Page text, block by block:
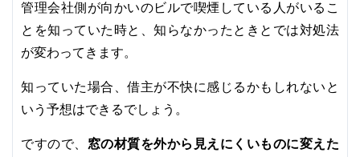
管理会社側が向かいのビルで喫煙している人がいるこ
とを知っていた時と、知らなかったときとでは対処法
が変わってきます。
知っていた場合、借主が不快に感じるかもしれないと
いう予想はできるでしょう。
ですので、 窓の材質を外から見えにくいものに変えた